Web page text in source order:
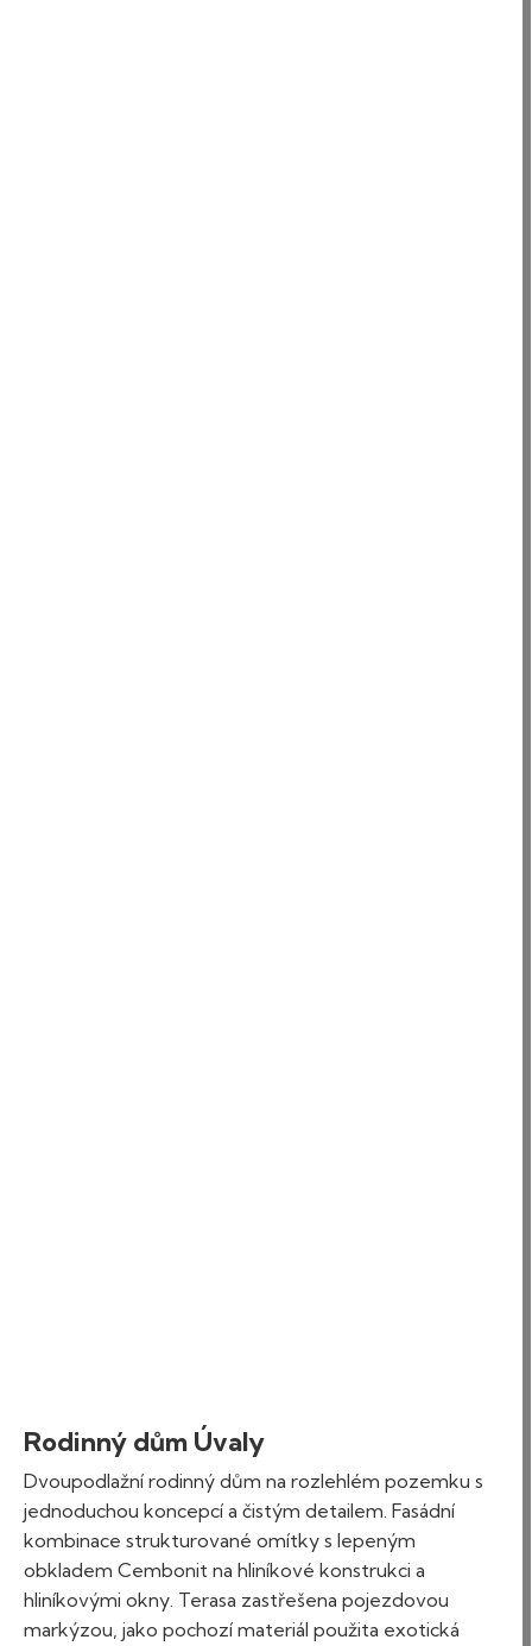
Rodinný dům Úvaly
Dvoupodlažní rodinný dům na rozlehlém pozemku s
jednoduchou koncepcí a čistým detailem. Fasádní
kombinace strukturované omítky s lepeným
obkladem Cembonit na hliníkové konstrukci a
hliníkovými okny. Terasa zastřešena pojezdovou
markýzou, jako pochozí materiál použita exotická